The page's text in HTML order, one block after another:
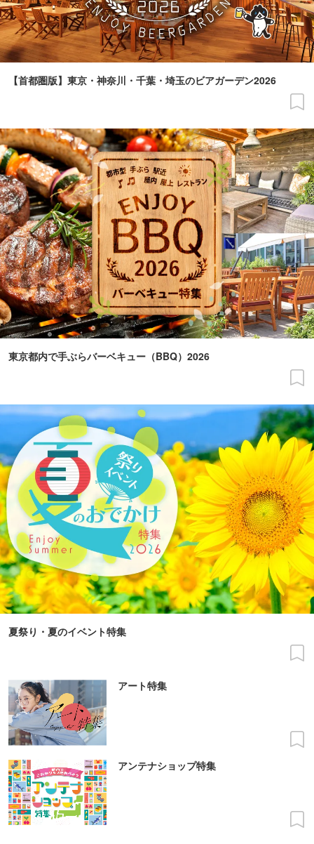
【首都圏版】東京・神奈川・千葉・埼玉のビアガーデン2026
東京都内で手ぶらバーベキュー（BBQ）2026
夏祭り・夏のイベント特集
アート特集
アンテナショップ特集